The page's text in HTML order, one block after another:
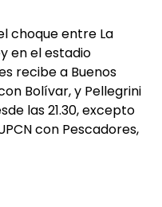
choque entre La
en el estadio
recibe a Buenos
Bolívar, y Pellegrini
las 21.30, excepto
con Pescadores,